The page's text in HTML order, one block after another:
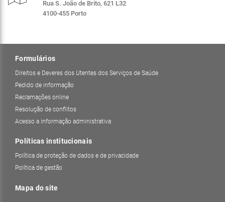
Rua S. João de Brito, 621 L32
4100-455 Porto
Formulários
Direitos e Deveres dos Utentes dos Serviços de Saúde
Pedido de informação
Reclamações online
Resolução de conflitos
Acesso a informação administrativa
Políticas institucionais
Política de proteção de dados e de privacidade
Política de gestão
Mapa do site